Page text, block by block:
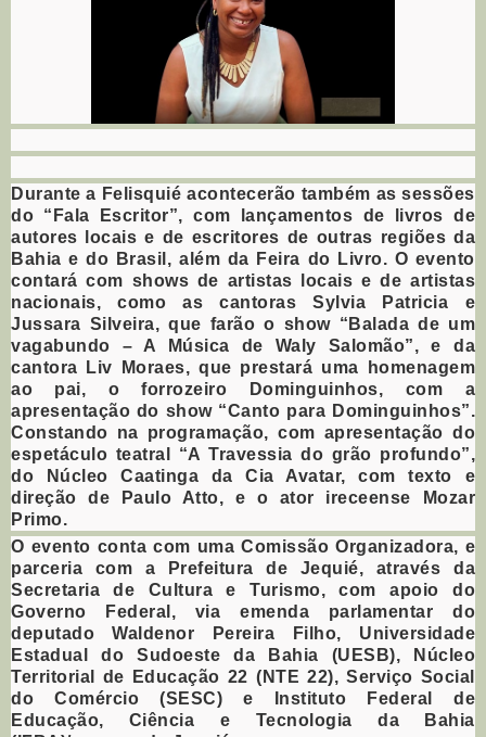
Durante a Felisquié acontecerão também as sessões
do “Fala Escritor”, com lançamentos de livros de
autores locais e de escritores de outras regiões da
Bahia e do Brasil, além da Feira do Livro. O evento
contará com shows de artistas locais e de artistas
nacionais, como as cantoras Sylvia Patricia e
Jussara Silveira, que farão o show “Balada de um
vagabundo – A Música de Waly Salomão”, e da
cantora Liv Moraes, que prestará uma homenagem
ao pai, o forrozeiro Dominguinhos, com a
apresentação do show “Canto para Dominguinhos”.
Constando na programação, com apresentação do
espetáculo teatral “A Travessia do grão profundo”,
do Núcleo Caatinga da Cia Avatar, com texto e
direção de Paulo Atto, e o ator ireceense Mozar
Primo.
O evento conta com uma Comissão Organizadora, e
parceria com a Prefeitura de Jequié, através da
Secretaria de Cultura e Turismo, com apoio do
Governo Federal, via emenda parlamentar do
deputado Waldenor Pereira Filho, Universidade
Estadual do Sudoeste da Bahia (UESB), Núcleo
Territorial de Educação 22 (NTE 22), Serviço Social
do Comércio (SESC) e Instituto Federal de
Educação, Ciência e Tecnologia da Bahia